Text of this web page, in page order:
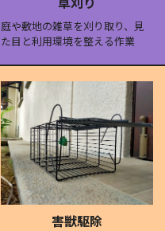
庭や敷地の雑草を刈り取り、見
た目と利用環境を整える作業
害獣駆除